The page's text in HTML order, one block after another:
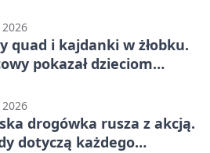
quad i kajdanki w żłobku.
pokazał dzieciom
drogówka rusza z akcją.
dotyczą każdego